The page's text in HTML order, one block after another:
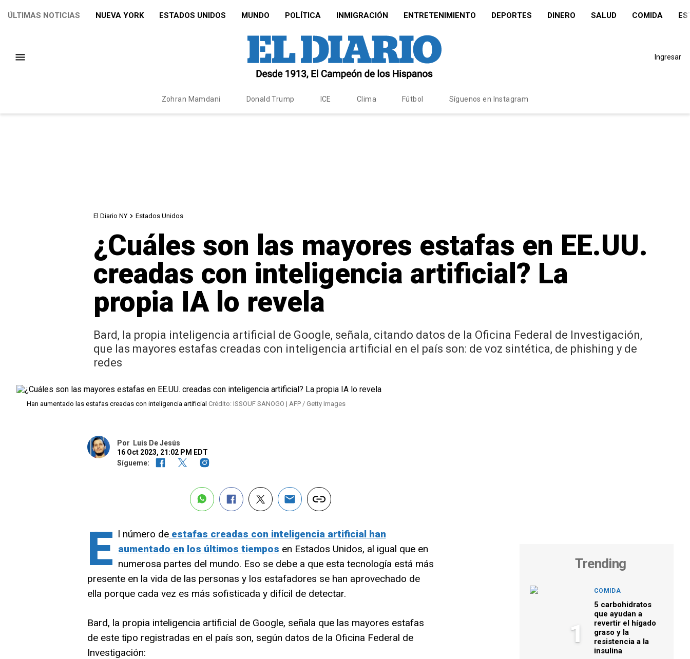
ÚLTIMAS NOTICIAS NUEVA YORK ESTADOS UNIDOS MUNDO POLÍTICA INMIGRACIÓN ENTRETENIMIENTO DEPORTES DINERO SALUD COMIDA
Ingresar
Zohran Mamdani Donald Trump ICE Clima Fútbol Síguenos en Instagram
El Diario NY Estados Unidos
¿Cuáles son las mayores estafas en EE.UU.
creadas con inteligencia artificial? La
propia IA lo revela
Bard, la propia inteligencia artificial de Google, señala, citando datos de la Oficina Federal de Investigación,
que las mayores estafas creadas con inteligencia artificial en el país son: de voz sintética, de phishing y de
redes
Han aumentado las estafas creadas con inteligencia artificial Crédito: ISSOUF SANOGO | AFP / Getty Images
Por
Luis De Jesús
16 Oct 2023, 21:02 PM EDT
Sígueme:
E l número deestafas creadas con inteligencia artificialhan
aumentado en los últimos tiempos en Estados Unidos, al igual que en
numerosa partes del mundo. Eso se debe a que esta tecnología está más
presente en la vida de las personas y los estafadores se han aprovechado de
ella porque cada vez es más sofisticada y difícil de detectar.
Bard, la propia inteligencia artificial de Google, señala que las mayores estafas
de este tipo registradas en el país son, según datos de la Oficina Federal de
Investigación:
Trending
1
COMIDA
5 carbohidratos
que ayudan a
revertir el hígado
graso y la
resistencia a la
insulina